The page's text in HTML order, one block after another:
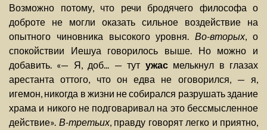
Возможно потому, что речи бродячего философа о
доброте не могли оказать сильное воздействие на
опытного чиновника высокого уровня.Во-вторых, о
спокойствии Иешуа говорилось выше. Но можно и
добавить. «— Я, доб... — тут ужасмелькнул в глазах
арестанта оттого, что он едва не оговорился, — я,
игемон, никогда в жизни не собирался разрушать здание
храма и никого не подговаривал на это бессмысленное
действие». В-третьих, правду говорят легко и приятно,